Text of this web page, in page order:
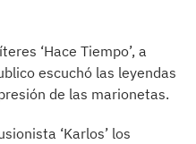
‘Hace Tiempo’, a
escuchó las leyendas
de las marionetas.
‘Karlos’ los